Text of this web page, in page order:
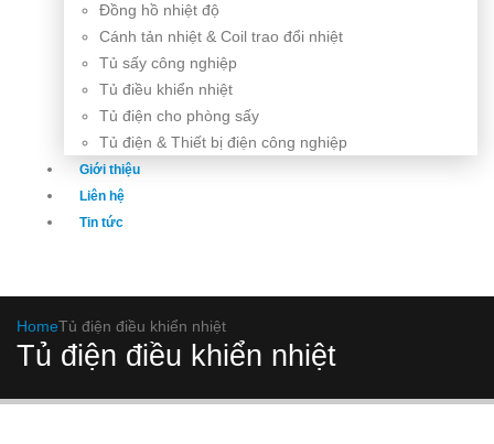
Đồng hồ nhiệt độ
Cánh tản nhiệt & Coil trao đổi nhiệt
Tủ sấy công nghiệp
Tủ điều khiển nhiệt
Tủ điện cho phòng sấy
Tủ điện & Thiết bị điện công nghiệp
Giới thiệu
Liên hệ
Tin tức
HomeTủ điện điều khiển nhiệt
Tủ điện điều khiển nhiệt